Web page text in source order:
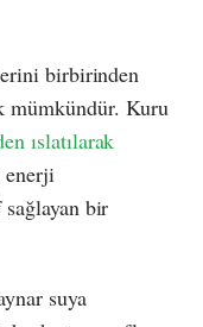
birbirinden
mümkündür. Kuru
ıslatılarak
enerji
bir
suya